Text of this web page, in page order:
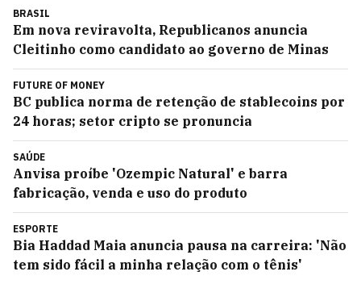
BRASIL
Em nova reviravolta, Republicanos anuncia
Cleitinho como candidato ao governo de Minas
FUTURE OF MONEY
BC publica norma de retenção de stablecoins por
24 horas; setor cripto se pronuncia
SAÚDE
Anvisa proíbe 'Ozempic Natural' e barra
fabricação, venda e uso do produto
ESPORTE
Bia Haddad Maia anuncia pausa na carreira: 'Não
tem sido fácil a minha relação com o tênis'